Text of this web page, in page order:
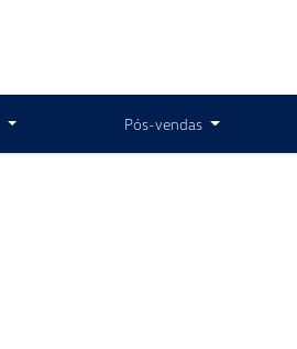
Pós-vendas